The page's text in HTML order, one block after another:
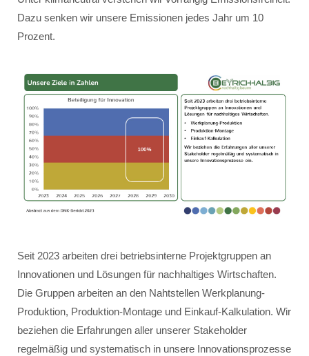
Dazu senken wir unsere Emissionen jedes Jahr um 10
Prozent.
Seit 2023 arbeiten drei betriebsinterne Projektgruppen an
Innovationen und Lösungen für nachhaltiges Wirtschaften.
Die Gruppen arbeiten an den Nahtstellen Werkplanung-
Produktion, Produktion-Montage und Einkauf-Kalkulation. Wir
beziehen die Erfahrungen aller unserer Stakeholder
regelmäßig und systematisch in unsere Innovationsprozesse